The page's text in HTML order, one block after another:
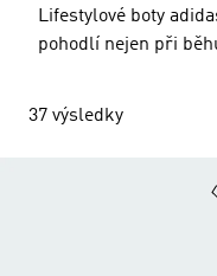
Lifestylové boty
pohodlí nejen při
37 výsledky